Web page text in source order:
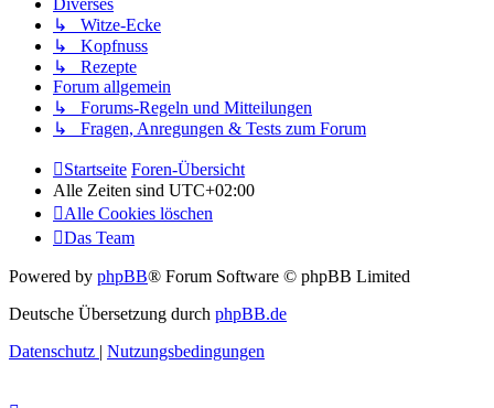
Diverses
↳ Witze-Ecke
↳ Kopfnuss
↳ Rezepte
Forum allgemein
↳ Forums-Regeln und Mitteilungen
↳ Fragen, Anregungen & Tests zum Forum
Startseite Foren-Übersicht
Alle Zeiten sind UTC+02:00
Alle Cookies löschen
Das Team
Powered by phpBB® Forum Software © phpBB Limited
Deutsche Übersetzung durch phpBB.de
Datenschutz | Nutzungsbedingungen